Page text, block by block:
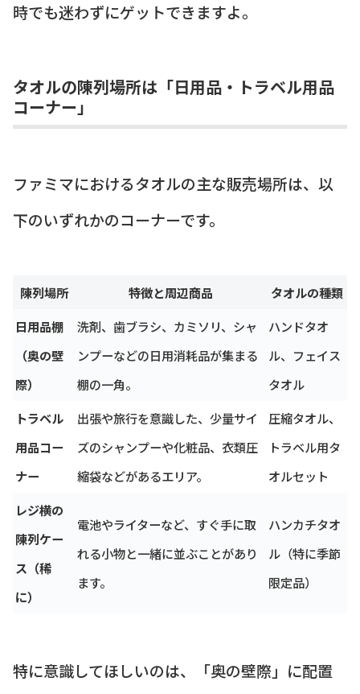
時でも迷わずにゲットできますよ。
タオルの陳列場所は「日用品・トラベル用品
コーナー」
ファミマにおけるタオルの主な販売場所は、以
下のいずれかのコーナーです。
陳列場所 特徴と周辺商品
タオルの種類
日用品棚
（奥の壁
際）
洗剤、歯ブラシ、カミソリ、シャ
ンプーなどの日用消耗品が集まる
棚の一角。
ハンドタオ
ル、フェイス
タオル
トラベル
用品コー
ナー
出張や旅行を意識した、少量サイ
ズのシャンプーや化粧品、衣類圧
縮袋などがあるエリア。
圧縮タオル、
トラベル用タ
オルセット
レジ横の
陳列ケー
ス（稀
に）
電池やライターなど、すぐ手に取
れる小物と一緒に並ぶことがあり
ます。
ハンカチタオ
ル（特に季節
限定品）
特に意識してほしいのは、「奥の壁際」に配置